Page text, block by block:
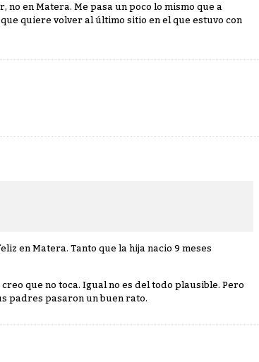
no en Matera. Me pasa un poco lo mismo que a
quiere volver al último sitio en el que estuvo con
en Matera. Tanto que la hija nacio 9 meses
que no toca. Igual no es del todo plausible. Pero
padres pasaron un buen rato.